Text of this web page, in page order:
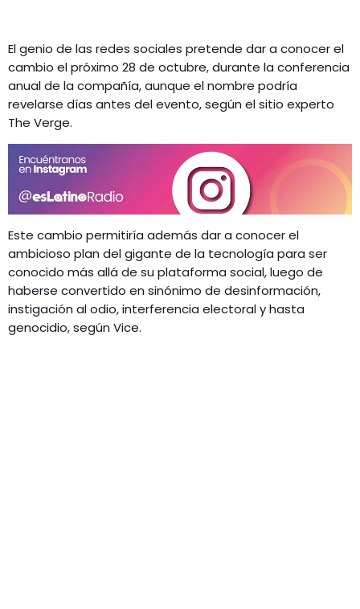
El genio de las redes sociales pretende dar a conocer el
cambio el próximo 28 de octubre, durante la conferencia
anual de la compañía, aunque el nombre podría
revelarse días antes del evento, según el sitio experto
The Verge.
Este cambio permitiría además dar a conocer el
ambicioso plan del gigante de la tecnología para ser
conocido más allá de su plataforma social, luego de
haberse convertido en sinónimo de desinformación,
instigación al odio, interferencia electoral y hasta
genocidio, según Vice.